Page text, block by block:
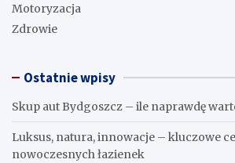
Motoryzacja
Zdrowie
Ostatnie wpisy
Skup aut Bydgoszcz – ile naprawdę
Luksus, natura, innowacje – kluczowe
nowoczesnych łazienek